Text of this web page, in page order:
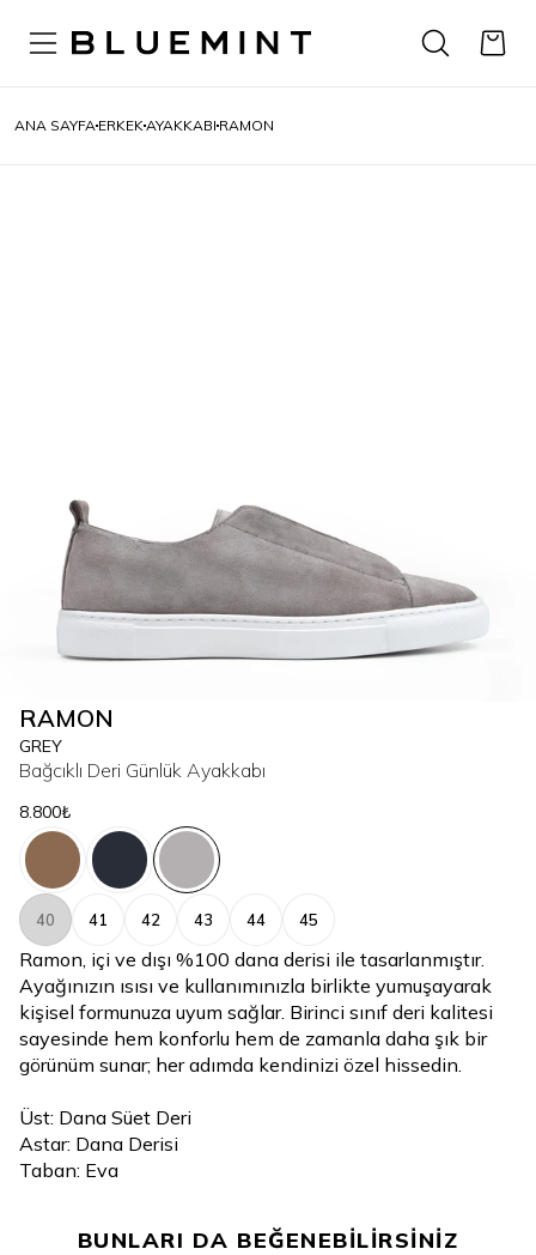
ANA SAYFA ERKEKAYAKKABI RAMON
RAMON
GREY
Bağcıklı Deri Günlük Ayakkabı
8.800₺
40 41 42 43 44 45
Ramon, içi ve dışı %100 dana derisi ile tasarlanmıştır.
Ayağınızın ısısı ve kullanımınızla birlikte yumuşayarak
kişisel formunuza uyum sağlar. Birinci sınıf deri kalitesi
sayesinde hem konforlu hem de zamanla daha şık bir
görünüm sunar; her adımda kendinizi özel hissedin.
Üst: Dana Süet Deri
Astar: Dana Derisi
Taban: Eva
BUNLARI DA BEĞENEBİLİRSİNİZ